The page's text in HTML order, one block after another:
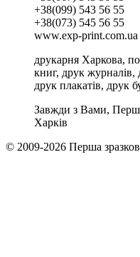
+38(099) 543 56 55
+38(073) 545 56 55
www.exp-print.com.ua
друкарня Харкова,
книг, друк журналів,
друк плакатів, друк
Завжди з Вами,
Харків
© 2009-2026 Перша